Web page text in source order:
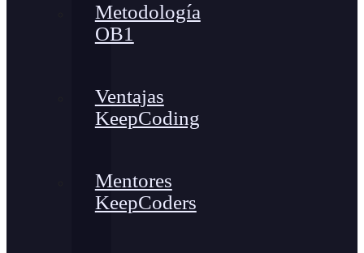
Metodología
OB1
Ventajas
KeepCoding
Mentores
KeepCoders